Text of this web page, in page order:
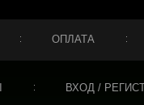
ОПЛАТА
ВХОД /